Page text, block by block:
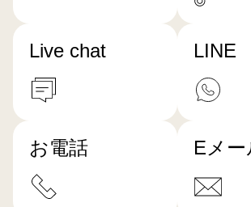
Live chat LINE
お電話 Eメー